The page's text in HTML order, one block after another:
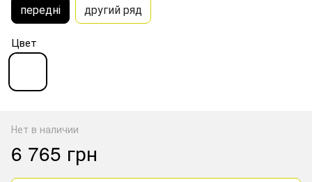
передні другий ряд
Цвет
Нет в наличии
6 765 грн